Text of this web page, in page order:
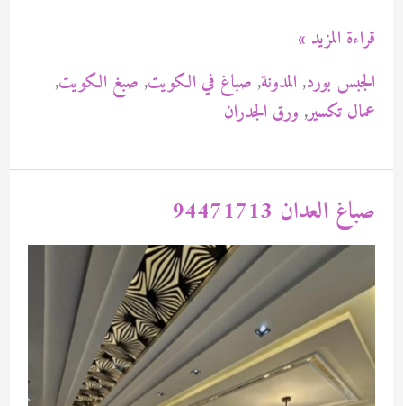
صباغ
ام
الهيمان
94471713
قراءة المزيد »
الجبس بورد, المدونة, صباغ في الكويت, صبغ الكويت,
عمال تكسير, ورق الجدران
صباغ العدان 94471713